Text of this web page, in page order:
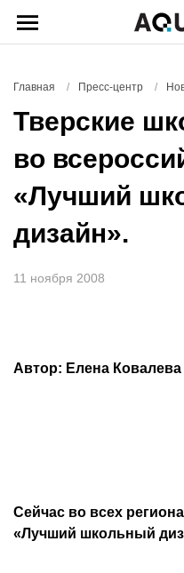
Главная / Пресс-центр /
Тверские
во
«Лучший
дизайн».
11 ноября 2008
Автор: Елена Ковалева
Сейчас во всех
«Лучший школьный